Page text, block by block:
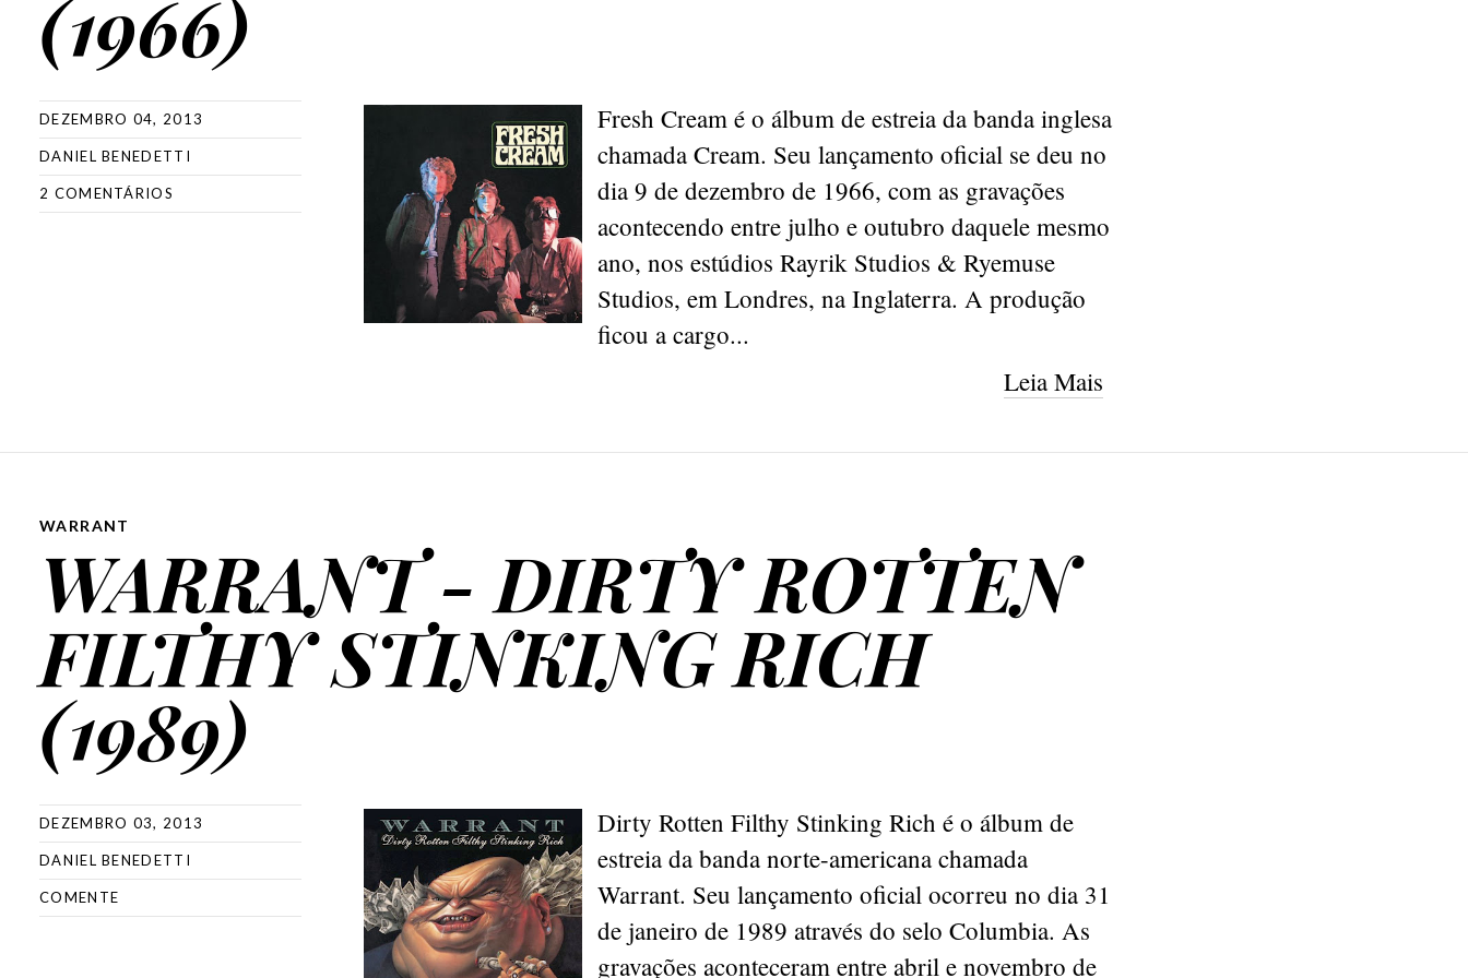
(1966)
DEZEMBRO 04, 2013
DANIEL BENEDETTI
2 COMENTÁRIOS
Fresh Cream é o álbum de estreia da banda inglesa
chamada Cream. Seu lançamento oficial se deu no
dia 9 de dezembro de 1966, com as gravações
acontecendo entre julho e outubro daquele mesmo
ano, nos estúdios Rayrik Studios & Ryemuse
Studios, em Londres, na Inglaterra. A produção
ficou a cargo...
Leia Mais
WARRANT
WARRANT - DIRTY ROTTEN
FILTHY STINKING RICH
(1989)
DEZEMBRO 03, 2013
DANIEL BENEDETTI
COMENTE
Dirty Rotten Filthy Stinking Rich é o álbum de
estreia da banda norte-americana chamada
Warrant. Seu lançamento oficial ocorreu no dia 31
de janeiro de 1989 através do selo Columbia. As
gravações aconteceram entre abril e novembro de